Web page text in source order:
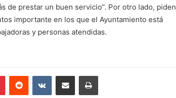
de prestar un buen servicio”. Por otro lado, piden
importante en los que el Ayuntamiento está
y personas atendidas.
PinterestReddit VKontakteCompartir por correo electrónicoImprimir